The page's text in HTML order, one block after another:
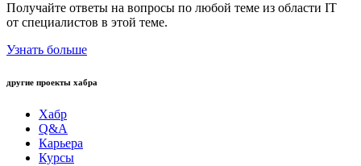
Получайте ответы на вопросы по любой теме из области IT
от специалистов в этой теме.
Узнать больше
другие проекты хабра
Хабр
Q&A
Карьера
Курсы